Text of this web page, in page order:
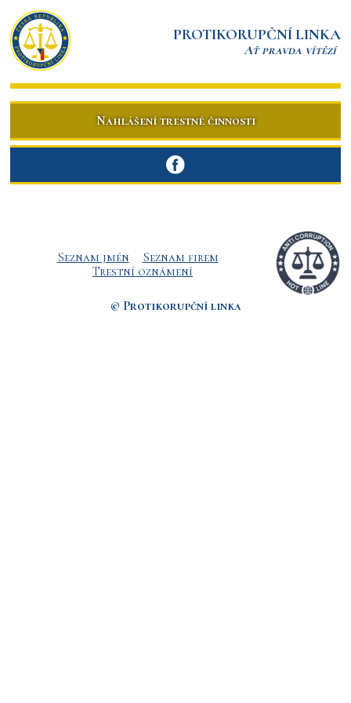
PROTIKORUPČNÍ LINKA
Ať pravda vítězí
Nahlášení trestné činnosti
Seznam jmén
Seznam firem
Trestní oznámení
© Protikorupční linka